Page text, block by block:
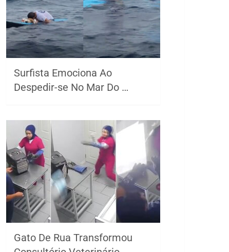
Surfista Emociona Ao
Despedir-se No Mar Do …
Gato De Rua Transformou